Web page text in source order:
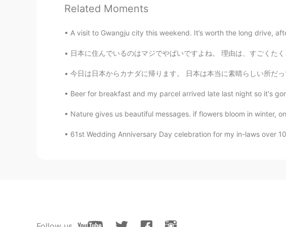
JP FR
お疲れさまでした！園児たちも嬉しかったでしょう
JP EN
ありがとうございました😊 私の幼稚園にもサンタ
く手紙は英語じゃなきゃダメなの？？😭 と心配して
michiko
Related Moments
A visit to Gwangju city this weekend. It’s worth the long drive,
日本に住んでいるのはマジでやばいですよね。 理由は、すごくたくさんの美味しくて安いお菓子がどこでも買えます。日
今日は日本からカナダに帰ります。 日本は本当に素晴らしい所だってHelloTalk友達もとても楽しいひとです。 カナダ
Beer for breakfast and my parcel arrived late last night so it's
Nature gives us beautiful messages. if flowers bloom in winter,
61st Wedding Anniversary Day celebration for my in-laws over